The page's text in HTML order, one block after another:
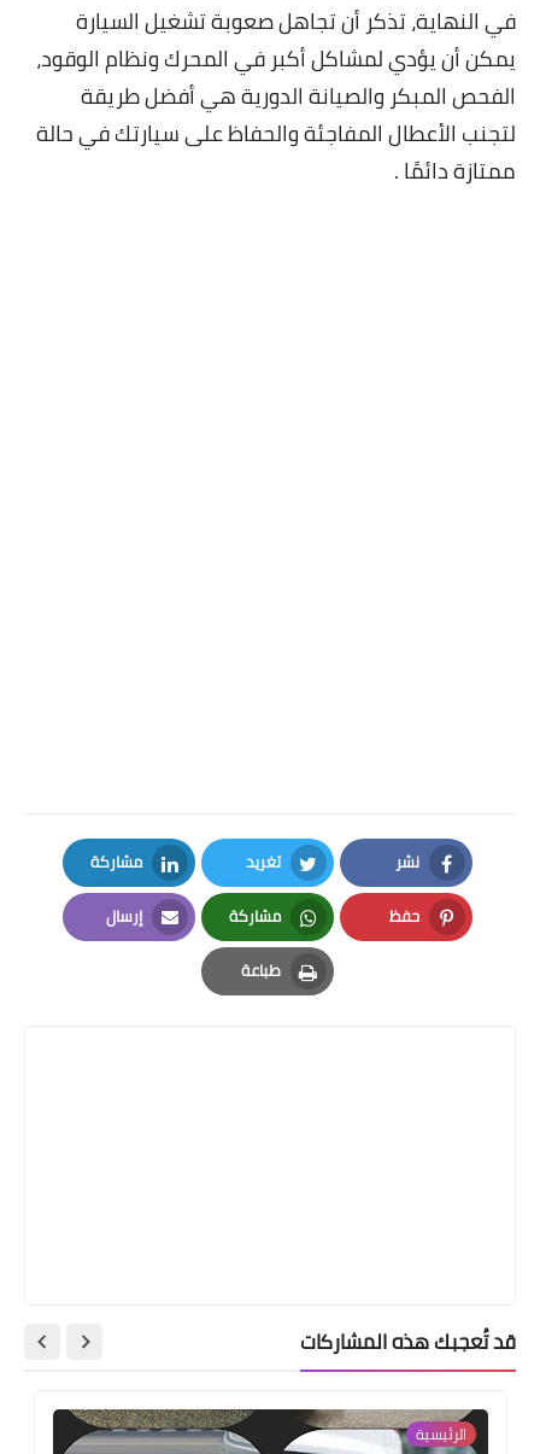
في النهاية، تذكر أن تجاهل صعوبة تشغيل السيارة
يمكن أن يؤدي لمشاكل أكبر في المحرك ونظام الوقود،
الفحص المبكر والصيانة الدورية هي أفضل طريقة
لتجنب الأعطال المفاجئة والحفاظ على سيارتك في حالة
ممتازة دائمًا .
نشر
Facebook
تغريد
Twitter
مشاركة
LinkedIn
حفظ
Pinterest
مشاركة
Whatsapp
إرسال
Email
طباعة
Print
قد تُعجبك هذه المشاركات
الرئيسية